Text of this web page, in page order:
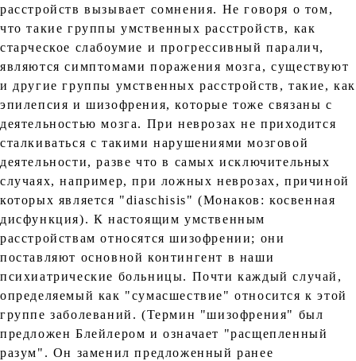
расстройств вызывает сомнения. Не говоря о том,
что такие группы умственных расстройств, как
старческое слабоумие и прогрессивный паралич,
являются симптомами поражения мозга, существуют
и другие группы умственных расстройств, такие, как
эпилепсия и шизофрения, которые тоже связаны с
деятельностью мозга. При неврозах не приходится
сталкиваться с такими нарушениями мозговой
деятельности, разве что в самых исключительных
случаях, например, при ложных неврозах, причиной
которых является "diaschisis" (Монаков: косвенная
дисфункция). К настоящим умственным
расстройствам относятся шизофрении; они
поставляют основной контингент в наши
психиатрические больницы. Почти каждый случай,
определяемый как "сумасшествие" относится к этой
группе заболеваний. (Термин "шизофрения" был
предложен Блейлером и означает "расщепленный
разум". Он заменил предложенный ранее